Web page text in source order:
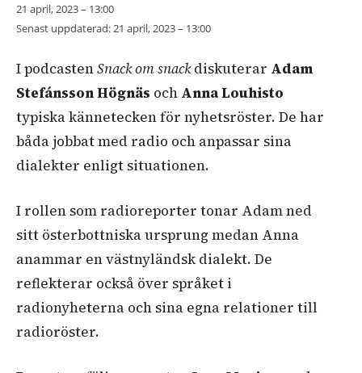
21 april, 2023 – 13:00
Senast uppdaterad:21 april, 2023 – 13:00
I podcastenSnack om snackdiskuterar Adam
Stefánsson Högnäs och Anna Louhisto
typiska kännetecken för nyhetsröster. De har
båda jobbat med radio och anpassar sina
dialekter enligt situationen.
I rollen som radioreporter tonar Adam ned
sitt österbottniska ursprung medan Anna
anammar en västnyländsk dialekt. De
reflekterar också över språket i
radionyheterna och sina egna relationer till
radioröster.